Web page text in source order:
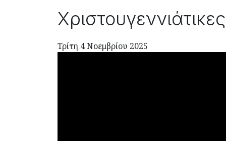
Τρίτη 4 Νοεμβρίου 2025